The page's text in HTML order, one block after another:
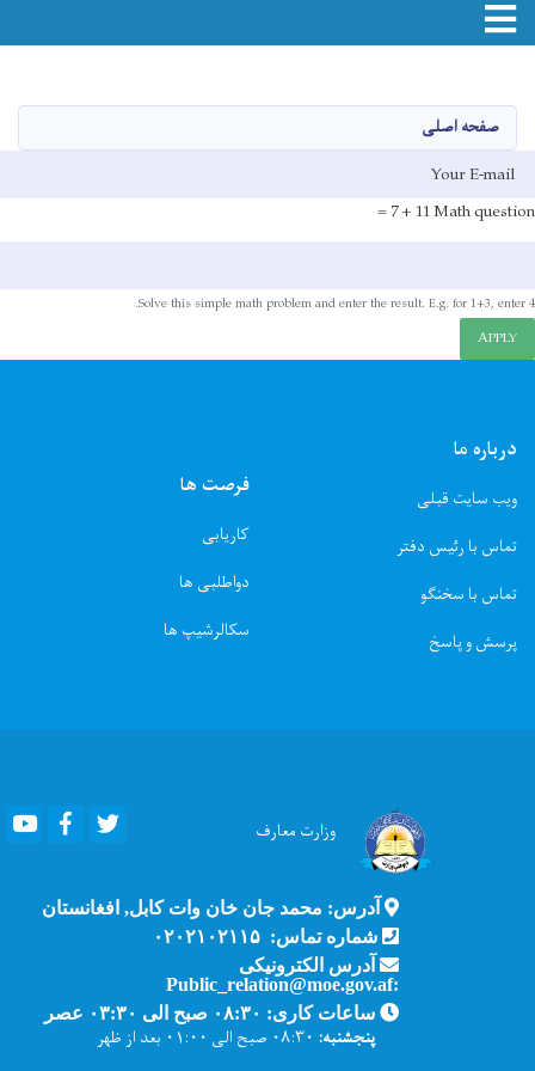
content
Toggle navigation
صفحه اصلی
E-mail
Math question
11 + 7 =
Solve this simple math problem and enter the result. E.g. for 1+3, enter 4.
APPLY
درباره ما
ویب سایت قبلی
تماس با رئیس دفتر
تماس با سخنگو
پرسش و پاسخ
فرصت ها
کاریابی
دواطلبی ها
سکالرشیپ ها
وزارت معارف Youtube Facebook
آدرس: محمد جان خان وات کابل, افغانستان
شماره تماس: ۰۲۰۲۱۰۲۱۱۵
آدرس الکترونیکی
:Public_relation@moe.gov.af
ساعات کاری: ۰۸:۳۰ صبح الی ۰۳:۳۰ عصر
پنجشنبه: